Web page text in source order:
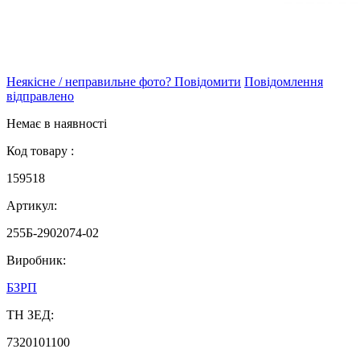
Неякісне / неправильне фото? Повідомити Повідомлення
відправлено
Немає в наявності
Код товару :
159518
Артикул:
255Б-2902074-02
Виробник:
БЗРП
ТН ЗЕД:
7320101100